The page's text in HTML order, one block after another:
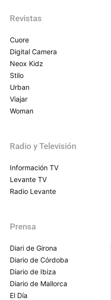
Revistas
Cuore
Digital Camera
Neox Kidz
Stilo
Urban
Viajar
Woman
Radio y Televisión
Información TV
Levante TV
Radio Levante
Prensa
Diari de Girona
Diario de Córdoba
Diario de Ibiza
Diario de Mallorca
El Día